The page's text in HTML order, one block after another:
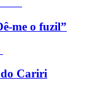
me o fuzil”
do Cariri